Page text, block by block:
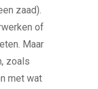
zaad).
of
Maar
zoals
met wat